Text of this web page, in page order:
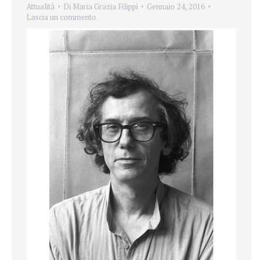
Attualità Di Maria Grazia Filippi
Gennaio 24, 2016
Lascia un commento